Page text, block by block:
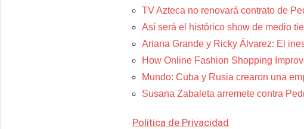
TV Azteca no renovará contrato de
Así será el histórico show de medio
Ariana Grande y Ricky Álvarez: El
How Online Fashion Shopping
Mundo: Cuba y Rusia crearon una
Susana Zabaleta arremete contra
Politica de Privacidad